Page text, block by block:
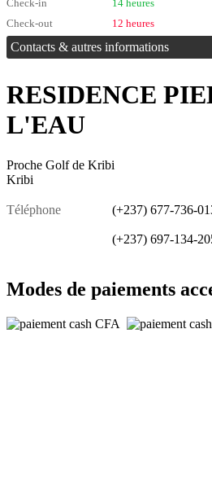
Check-in
14 heures
Check-out
12 heures
Contacts & autres informations
RESIDENCE
L'EAU
Proche Golf de Kribi
Kribi
Téléphone (+237) 677-736-
(+237) 697-134-
Modes de paiements